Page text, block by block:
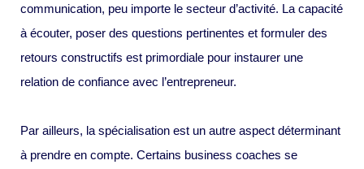
communication, peu importe le secteur d’activité. La capacité
à écouter, poser des questions pertinentes et formuler des
retours constructifs est primordiale pour instaurer une
relation de confiance avec l’entrepreneur.
Par ailleurs, la spécialisation est un autre aspect déterminant
à prendre en compte. Certains business coaches se